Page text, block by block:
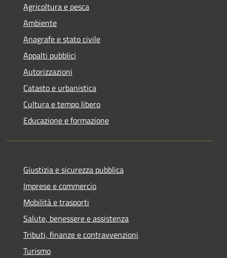
Agricoltura e pesca
Ambiente
Anagrafe e stato civile
Appalti pubblici
Autorizzazioni
Catasto e urbanistica
Cultura e tempo libero
Educazione e formazione
Giustizia e sicurezza pubblica
Imprese e commercio
Mobilità e trasporti
Salute, benessere e assistenza
Tributi, finanze e contravvenzioni
Turismo